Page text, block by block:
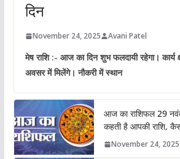
दिन
November 24, 2025 Avani Patel
मेष राशि :- आज का दिन शुभ फलदायी रहेगा। कार्य
अवसर में मिलेंगे। नौकरी में स्थान
आज का राशिफल 29
कहती है आपकी राशि,
November 24, 2025